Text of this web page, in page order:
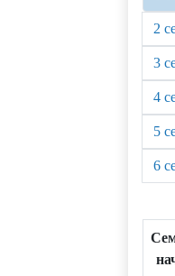
2
3
4
5
6